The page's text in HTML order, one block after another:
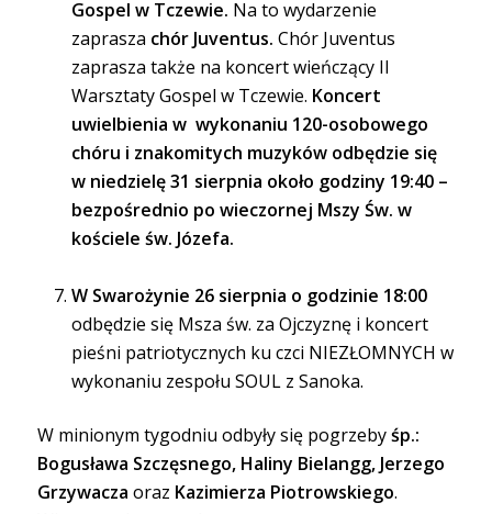
Gospel w Tczewie. Na to wydarzenie
zaprasza chór Juventus. Chór Juventus
zaprasza także na koncert wieńczący II
Warsztaty Gospel w Tczewie. Koncert
uwielbienia w wykonaniu 120-osobowego
chóru i znakomitych muzyków odbędzie się
w niedzielę 31 sierpnia około godziny 19:40 –
bezpośrednio po wieczornej Mszy Św. w
kościele św. Józefa.
W Swarożynie 26 sierpnia o godzinie 18:00
odbędzie się Msza św. za Ojczyznę i koncert
pieśni patriotycznych ku czci NIEZŁOMNYCH w
wykonaniu zespołu SOUL z Sanoka.
W minionym tygodniu odbyły się pogrzebyśp.:
Bogusława Szczęsnego, Haliny Bielangg, Jerzego
Grzywacza oraz Kazimierza Piotrowskiego.